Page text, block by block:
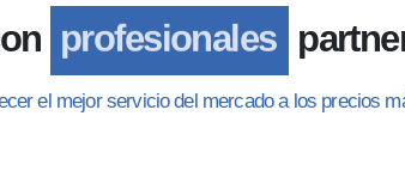
profesionales
el mejor servicio del mercado a los precios